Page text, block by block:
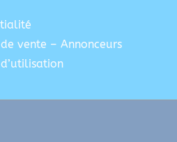
vente – Annonceurs